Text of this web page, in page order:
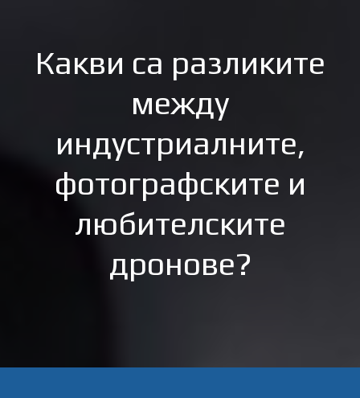
Какви са разликите
между
индустриалните,
фотографските и
любителските
дронове?